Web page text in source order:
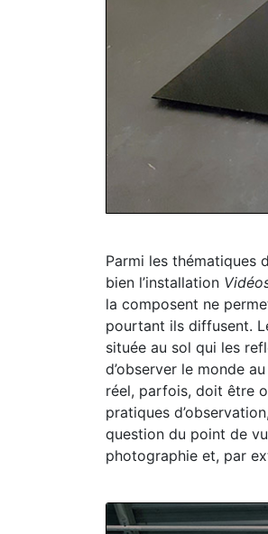
Parmi les thématiques
bien l’installation
la composent ne
pourtant ils diffusent.
située au sol qui les
d’observer le monde
réel, parfois, doit être
pratiques
question du point de
photographie et, par